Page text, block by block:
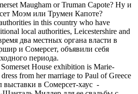
Maugham or Truman Capote? Ну и
Моэм или Трумен Капоте?
in this country who have
local authorities, Leicestershire and
два местных органа власти в
и Сомерсет, объявили себя
периода.
SomersetHouse exhibition is Marie-
from her marriage to Paul of Greece
выставки в Сомерсет-хаус -